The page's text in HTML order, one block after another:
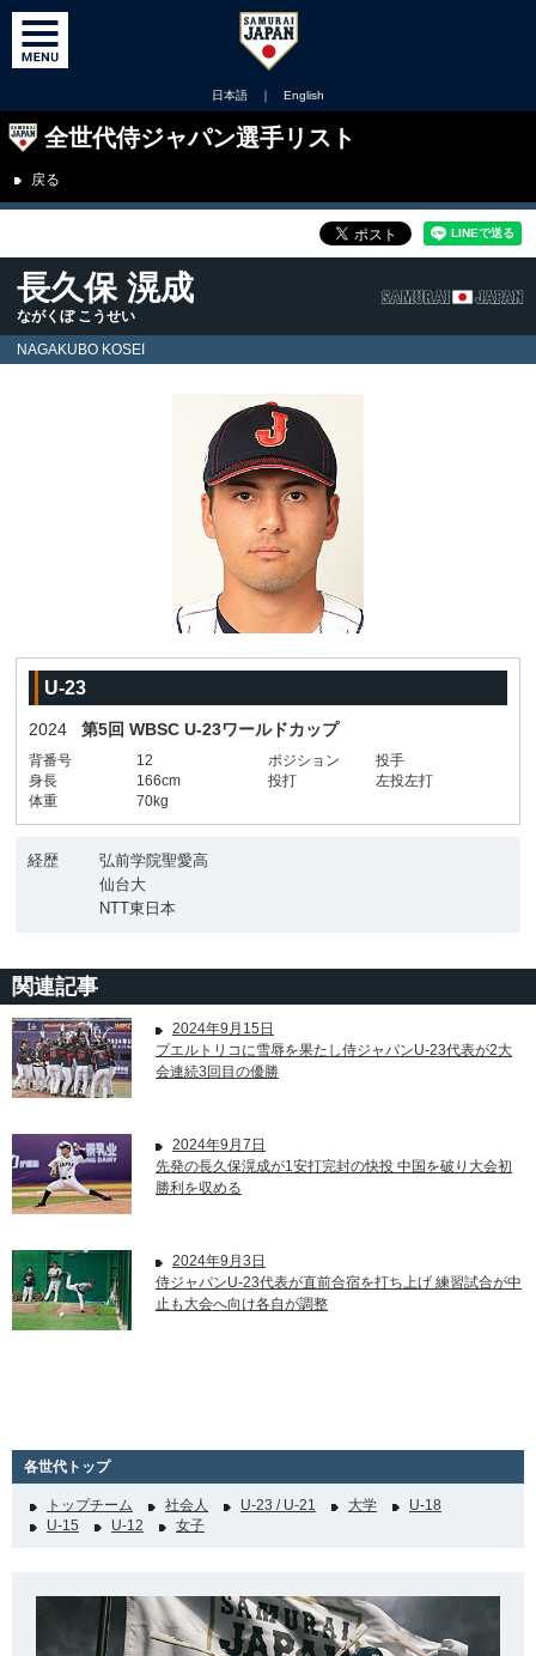
日本語 ｜ English
全世代侍ジャパン選手リスト
戻る
長久保 滉成
ながくぼ こうせい
NAGAKUBO KOSEI
U-23
2024 第5回 WBSC U-23ワールドカップ
背番号 12 ポジション
投手
身長
166cm 投打
左投左打
体重
70kg
経歴
弘前学院聖愛高
仙台大
NTT東日本
関連記事
2024年9月15日
プエルトリコに雪辱を果たし侍ジャパンU-23代表が2大
会連続3回目の優勝
2024年9月7日
先発の長久保滉成が1安打完封の快投 中国を破り大会初
勝利を収める
2024年9月3日
侍ジャパンU-23代表が直前合宿を打ち上げ 練習試合が中
止も大会へ向け各自が調整
各世代トップ
トップチーム 社会人 U-23 / U-21 大学
U-18
U-15
U-12 女子